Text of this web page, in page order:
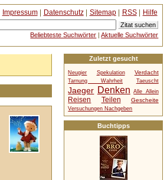
Zuletzt gesucht
Neugier Spekulation Verdacht
Tarnung Wahrheit Taeuscht
Jaeger Denken Alle Allein
Reisen Teilen Gescheite
Versuchungen Nachgeben
Buchtipps
Impressum| Datenschutz| Sitemap| RSS| Hilfe
Beliebteste Suchwörter |Aktuelle Suchwörter